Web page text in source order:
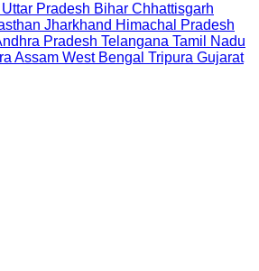
Uttar Pradesh Bihar Chhattisgarh
Jharkhand Himachal Pradesh
Pradesh Telangana Tamil Nadu
Assam West Bengal Tripura Gujarat